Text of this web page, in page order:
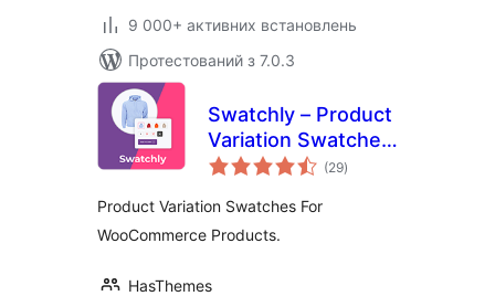
9 000+ активних встановлень
Протестований з 7.0.3
Swatchly – Product
Variation Swatches
for WooCommerce
(29загальний
рейтинг
)
Product Variation Swatches For
WooCommerce Products.
HasThemes